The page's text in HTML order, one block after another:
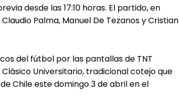
desde las 17:10 horas. El partido, en
Palma, Manuel De Tezanos y Cristian
del fútbol por las pantallas de TNT
Clásico Universitario, tradicional cotejo que
Chile este domingo 3 de abril en el